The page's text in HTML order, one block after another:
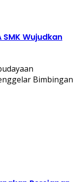
Wujudkan
Bimbingan